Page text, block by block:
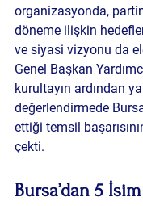
organizasyonda,
döneme ilişkin
ve siyasi vizyonu da
Genel Başkan
kurultayın ardından
değerlendirmede
ettiği temsil
çekti.
Bursa’dan 5